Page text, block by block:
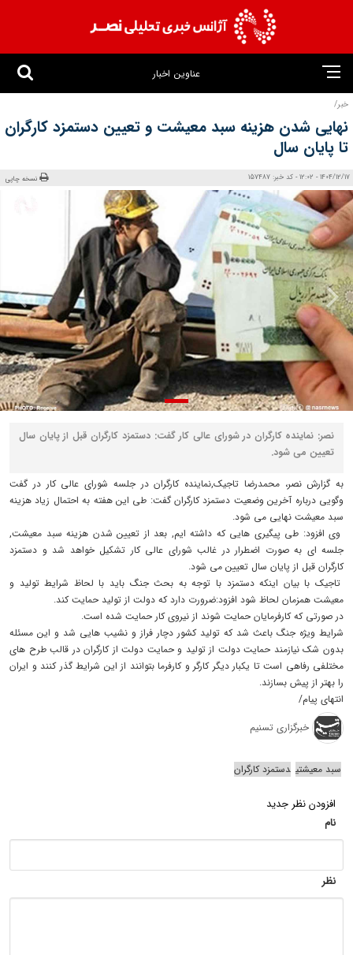
عناوین اخبار
خبر/
نهایی شدن هزینه سبد معیشت و تعیین دستمزد کارگران
تا پایان سال
1404/12/17 - 12:02 - کد خبر: 157487 نسخه چاپی
نصر: نماینده کارگران در شورای عالی کار گفت: دستمزد کارگران قبل از پایان سال
تعیین می شود.
به گزارش نصر، محمدرضا تاجیک,نماینده کارگران در جلسه شورای عالی کار در گفت
وگویی درباره آخرین وضعیت دستمزد کارگران گفت: طی این هفته به احتمال زیاد هزینه
سبد معیشت نهایی می شود.
وی افزود: طی پیگیری هایی که داشته ایم, بعد از تعیین شدن هزینه سبد معیشت,
جلسه ای به صورت اضطرار در غالب شورای عالی کار تشکیل خواهد شد و دستمزد
کارگران قبل از پایان سال تعیین می شود.
تاجیک با بیان اینکه دستمزد با توجه به بحث جنگ باید با لحاظ شرایط تولید و
معیشت همزمان لحاظ شود افزود:ضرورت دارد که دولت از تولید حمایت کند.
در صورتی که کارفرمایان حمایت شوند از نیروی کار حمایت شده است.
شرایط ویژه جنگ باعث شد که تولید کشور دچار فراز و نشیب هایی شد و این مسئله
بدون شک نیازمند حمایت دولت از تولید و حمایت دولت از کارگران در قالب طرح های
مختلفی رفاهی است تا یکبار دیگر کارگر و کارفرما بتوانند از این شرایط گذر کنند و ایران
را بهتر از پیش بسازند.
انتهای پیام/
خبرگزاری تسنیم
سبد معیشتی دستمزد کارگران
افزودن نظر جدید
نام
نظر